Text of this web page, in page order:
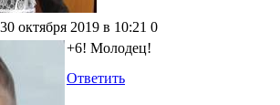
30 октября 2019 в 10:21 0
+6! Молодец!
Ответить